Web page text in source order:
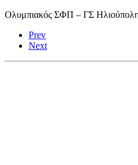
Ολυμπιακός ΣΦΠ – ΓΣ
Prev
Next